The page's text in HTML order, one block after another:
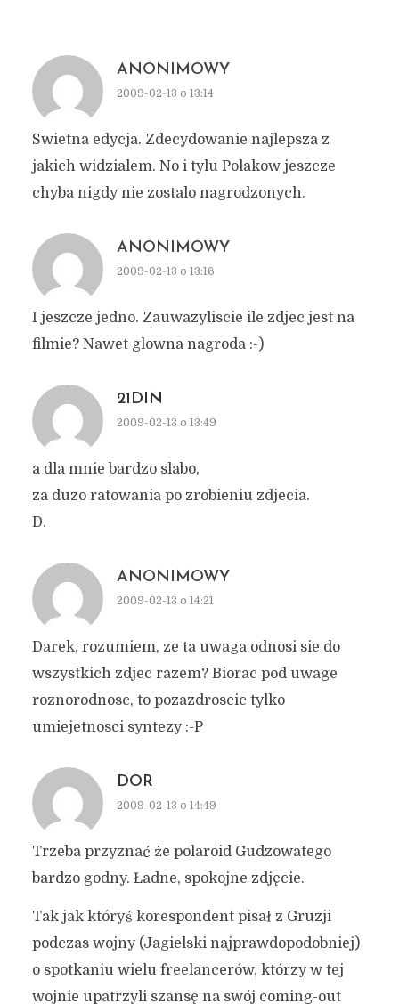
ANONIMOWY
2009-02-13 o 13:14
Swietna edycja. Zdecydowanie najlepsza z
jakich widzialem. No i tylu Polakow jeszcze
chyba nigdy nie zostalo nagrodzonych.
ANONIMOWY
2009-02-13 o 13:16
I jeszcze jedno. Zauwazyliscie ile zdjec jest na
filmie? Nawet glowna nagroda :-)
21DIN
2009-02-13 o 13:49
a dla mnie bardzo slabo,
za duzo ratowania po zrobieniu zdjecia.
D.
ANONIMOWY
2009-02-13 o 14:21
Darek, rozumiem, ze ta uwaga odnosi sie do
wszystkich zdjec razem? Biorac pod uwage
roznorodnosc, to pozazdroscic tylko
umiejetnosci syntezy :-P
DOR
2009-02-13 o 14:49
Trzeba przyznać że polaroid Gudzowatego
bardzo godny. Ładne, spokojne zdjęcie.
Tak jak któryś korespondent pisał z Gruzji
podczas wojny (Jagielski najprawdopodobniej)
o spotkaniu wielu freelancerów, którzy w tej
wojnie upatrzyli szansę na swój coming-out